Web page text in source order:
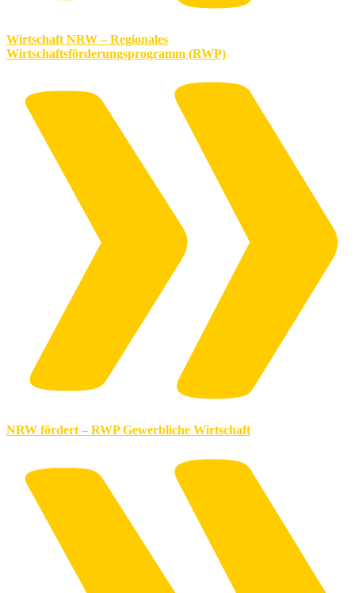
Wirtschaft NRW – Regionales
Wirtschaftsförderungsprogramm (RWP)
NRW fördert – RWP Gewerbliche Wirtschaft